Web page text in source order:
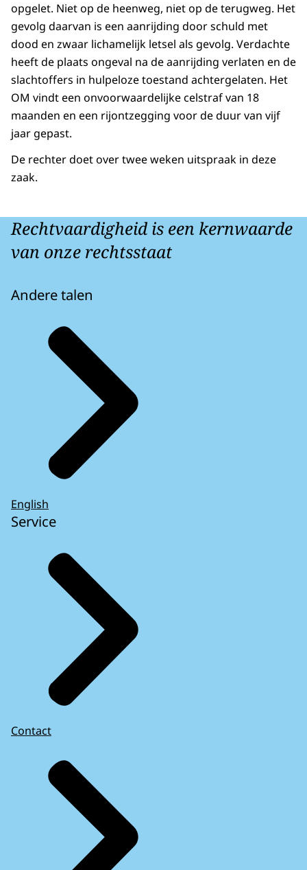
opgelet. Niet op de heenweg, niet op de terugweg. Het
gevolg daarvan is een aanrijding door schuld met
dood en zwaar lichamelijk letsel als gevolg. Verdachte
heeft de plaats ongeval na de aanrijding verlaten en de
slachtoffers in hulpeloze toestand achtergelaten. Het
OM vindt een onvoorwaardelijke celstraf van 18
maanden en een rijontzegging voor de duur van vijf
jaar gepast.
De rechter doet over twee weken uitspraak in deze
zaak.
Rechtvaardigheid is een kernwaarde
van onze rechtsstaat
Andere talen
English
Service
Contact